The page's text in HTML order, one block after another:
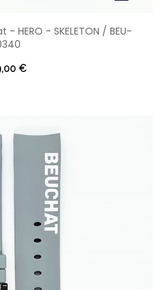
HERO - SKELETON / BEU-
€